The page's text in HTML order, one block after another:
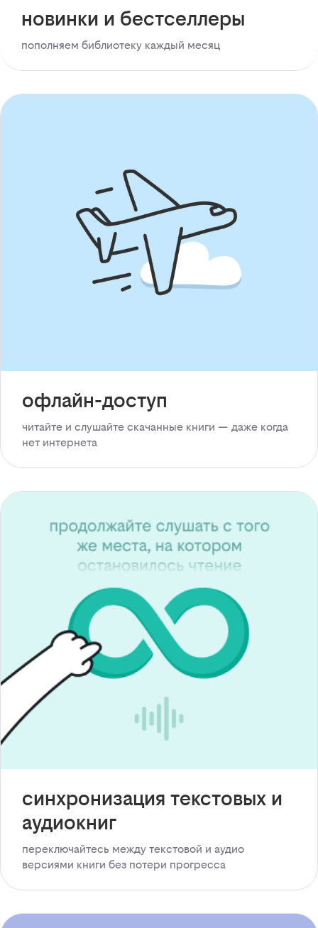
новинки и бестселлеры
пополняем библиотеку каждый месяц
офлайн-доступ
читайте и слушайте скачанные книги — даже когда
нет интернета
синхронизация текстовых и
аудиокниг
переключайтесь между текстовой и аудио
версиями книги без потери прогресса